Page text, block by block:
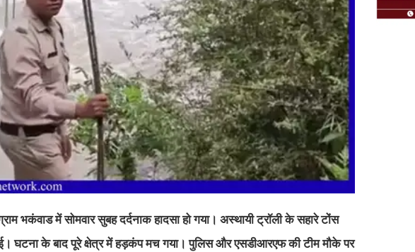
भकंवाड में सोमवार सुबह दर्दनाक हादसा हो गया। अस्थायी ट्रॉली के सहारे टोंस
घटना के बाद पूरे क्षेत्र में हड़कंप मच गया। पुलिस और एसडीआरएफ की टीम मौके पर